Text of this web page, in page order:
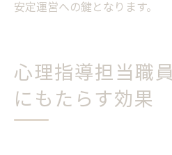
安定運営への鍵となります。
心理指導担当職
にもたらす効果